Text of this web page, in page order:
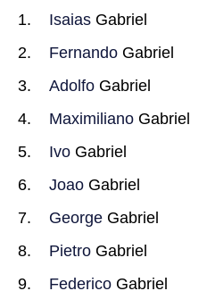
Isaias Gabriel
Fernando Gabriel
Adolfo Gabriel
Maximiliano Gabriel
Ivo Gabriel
Joao Gabriel
George Gabriel
Pietro Gabriel
Federico Gabriel